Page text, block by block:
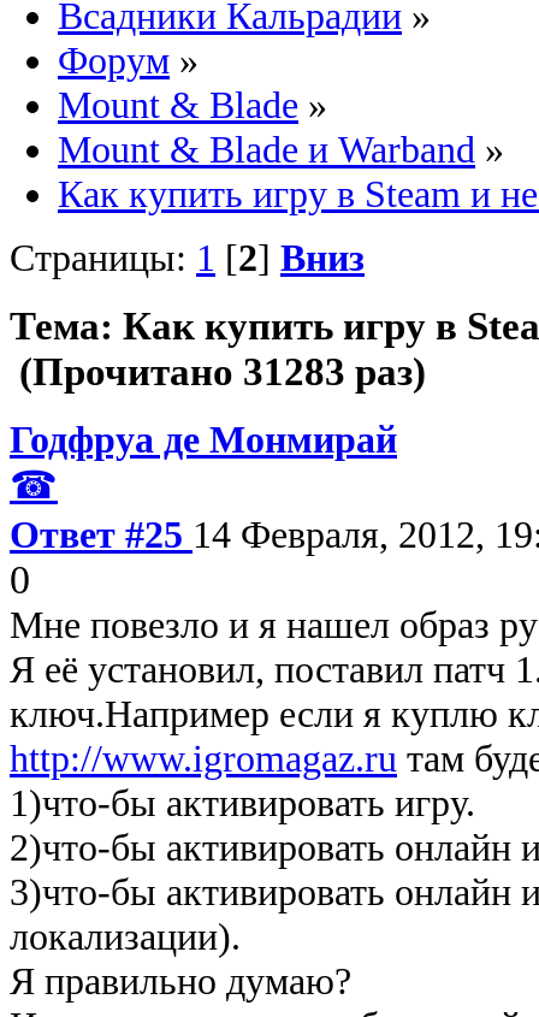
Всадники Кальрадии »
Форум »
Mount & Blade »
Mount & Blade и Warband »
Как купить игру в Steam и
Страницы: 1 [2] Вниз
Тема: Как купить игру в
(Прочитано 31283 раз)
Годфруа де Монмирай
☎
Ответ #25 14 Февраля, 2012,
0
Мне повезло и я нашел образ
Я её установил, поставил патч
ключ.Например если я куплю
http://www.igromagaz.ru там
1)что-бы активировать игру.
2)что-бы активировать онлайн
3)что-бы активировать онлайн
локализации).
Я правильно думаю?